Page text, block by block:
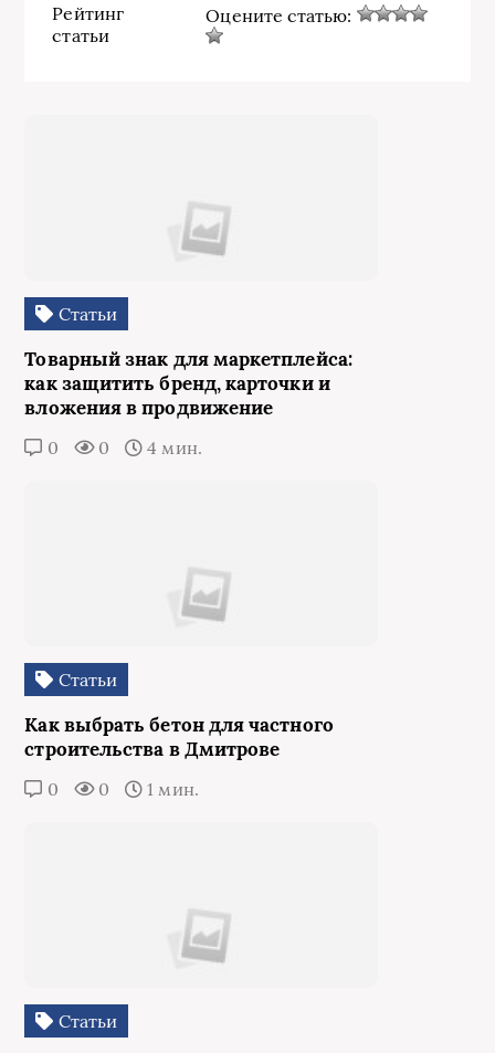
Рейтинг
статьи
Оцените статью:
Статьи
Товарный знак для маркетплейса:
как защитить бренд, карточки и
вложения в продвижение
0 0 4 мин.
Статьи
Как выбрать бетон для частного
строительства в Дмитрове
0 0 1 мин.
Статьи